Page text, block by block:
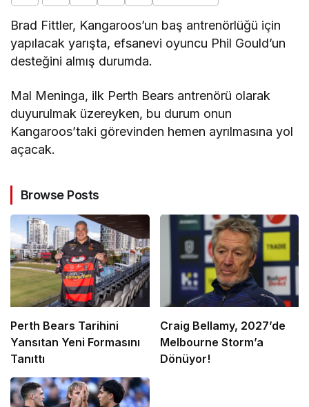
Brad Fittler, Kangaroos’un baş antrenörlüğü için
yapılacak yarışta, efsanevi oyuncu Phil Gould’un
desteğini almış durumda.
Mal Meninga, ilk Perth Bears antrenörü olarak
duyurulmak üzereyken, bu durum onun
Kangaroos’taki görevinden hemen ayrılmasına yol
açacak.
Browse Posts
Perth Bears Tarihini
Yansıtan Yeni Formasını
Tanıttı
Craig Bellamy, 2027’de
Melbourne Storm’a
Dönüyor!